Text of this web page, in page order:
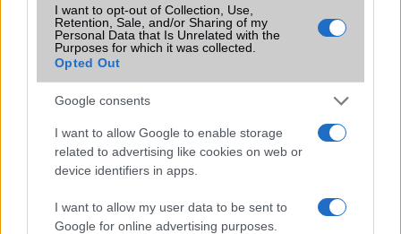
I want to opt-out of Collection, Use,
Retention, Sale, and/or Sharing of my
Personal Data that Is Unrelated with the
Purposes for which it was collected.
Opted Out
Google consents
I want to allow Google to enable storage
related to advertising like cookies on web or
device identifiers in apps.
I want to allow my user data to be sent to
Google for online advertising purposes.
Samsung Galaxy S5: mégiscsak áprilisban?
Ilyen lesz a Samsung Galaxy S5?
Samsung Galaxy S5 teszt - majdnem ötös
Tizen OS-sel is kapható lesz a Galaxy S5
Az iPhone-osok Galaxy S5-re váltanak
A mesés Trieszt a Galaxy S5 kameráján keresztül